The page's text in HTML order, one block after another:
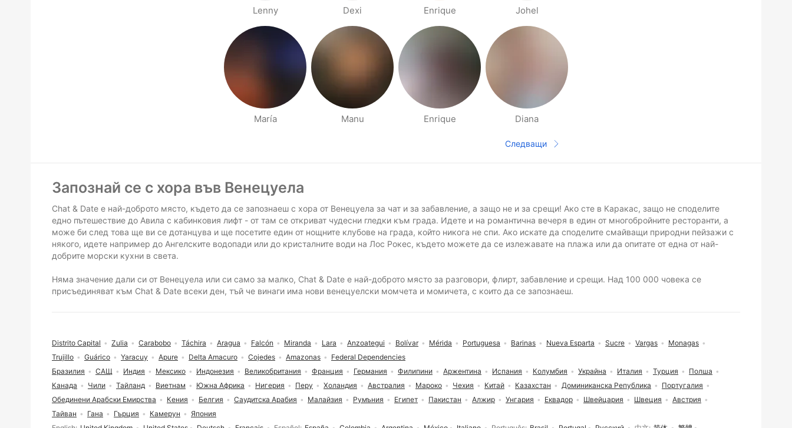
Lenny Dexi Enrique Johel
María Manu Enrique Diana
Следваща страница
Следващи
Запознай се с хора във Венецуела
Chat & Date е най-доброто място, където да се запознаеш с хора от Венецуела за чат и за забавление, а защо не и за срещи! Ако сте в Каракас, защо не споделите
едно пътешествие до Авила с кабинковия лифт - от там се откриват чудесни гледки към града. Идете и на романтична вечеря в един от многобройните ресторанти, а
може би след това ще ви се дотанцува и ще посетите един от нощните клубове на града, който никога не спи. Ако искате да споделите смайващи природни пейзажи с
някого, идете например до Ангелските водопади или до кристалните води на Лос Рокес, където можете да се излежавате на плажа или да опитате от една от най-
добрите морски кухни в света.
Няма значение дали си от Венецуела или си само за малко, Chat & Date е най-доброто място за разговори, флирт, забавление и срещи. Над 100 000 човека се
присъединяват към Chat & Date всеки ден, тъй че винаги има нови венецуелски момчета и момичета, с които да се запознаеш.
Бразилия САЩ Индия Мексико Индонезия Великобритания Франция Германия Филипини Аржентина Испания Колумбия Украйна Италия Турция
Полша
Канада
Чили Тайланд Виетнам Южна Африка Нигерия Перу Холандия Австралия Мароко Чехия Китай Казахстан Доминиканска Република
Португалия
Обединени Арабски Емирства
Кения Белгия Саудитска Арабия Малайзия Румъния Египет Пакистан Алжир Унгария Еквадор Швейцария Швеция
Австрия
Тайван
Гана Гърция Камерун Япония
Distrito Capital Zulia Carabobo Táchira Aragua Falcón Miranda Lara Anzoategui Bolívar Mérida Portuguesa Barinas Nueva Esparta Sucre Vargas
Monagas
Trujillo
Guárico Yaracuy Apure Delta Amacuro Cojedes Amazonas Federal Dependencies